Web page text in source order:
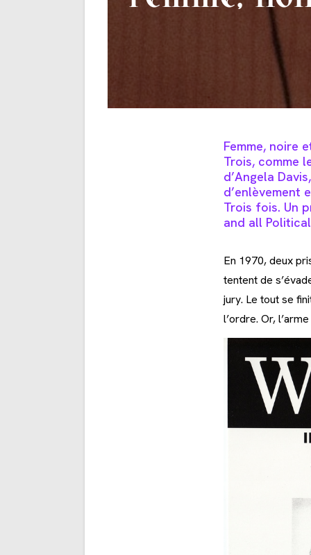
Femme, noire
Trois, comme
d’Angela
d’enlèvement
Trois fois. Un
and all
En 1970, deux
tentent de
jury. Le tout se
l’ordre. Or,